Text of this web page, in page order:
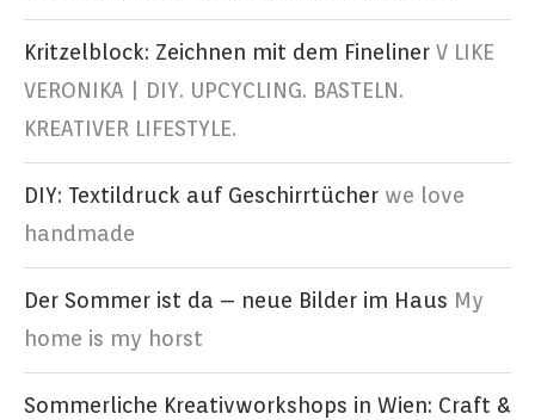
Kritzelblock: Zeichnen mit dem Fineliner V LIKE
VERONIKA | DIY. UPCYCLING. BASTELN.
KREATIVER LIFESTYLE.
DIY: Textildruck auf Geschirrtücher we love
handmade
Der Sommer ist da – neue Bilder im Haus My
home is my horst
Sommerliche Kreativworkshops in Wien: Craft &